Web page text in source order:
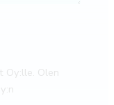
Oy:lle. Olen